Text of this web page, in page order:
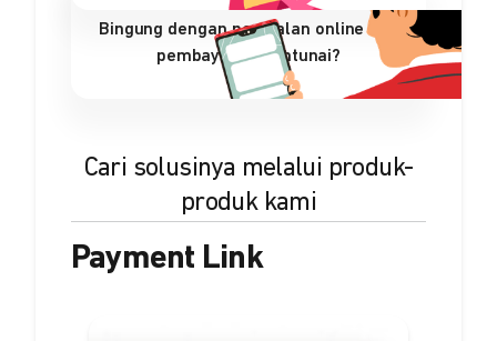
Bingung dengan penjualan online dan
pembayaran nontunai?
Cari solusinya melalui produk-
produk kami
Payment Link